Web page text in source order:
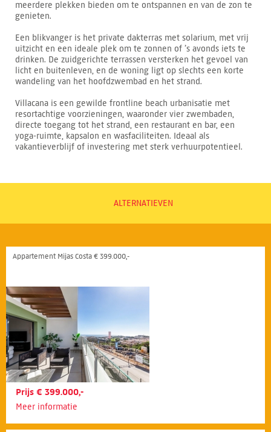
meerdere plekken bieden om te ontspannen en van de zon te
genieten.
Een blikvanger is het private dakterras met solarium, met vrij
uitzicht en een ideale plek om te zonnen of ’s avonds iets te
drinken. De zuidgerichte terrassen versterken het gevoel van
licht en buitenleven, en de woning ligt op slechts een korte
wandeling van het hoofdzwembad en het strand.
Villacana is een gewilde frontline beach urbanisatie met
resortachtige voorzieningen, waaronder vier zwembaden,
directe toegang tot het strand, een restaurant en bar, een
yoga-ruimte, kapsalon en wasfaciliteiten. Ideaal als
vakantieverblijf of investering met sterk verhuurpotentieel.
ALTERNATIEVEN
Appartement Mijas Costa € 399.000,-
Prijs € 399.000,-
Meer informatie